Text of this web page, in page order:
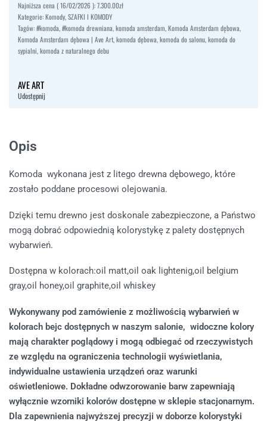
Najniższa cena (16/02/2026 ):7.300.00zł
Kategorie:Komody,SZAFKI I KOMODY
Tagów:#komoda,#komoda drewniana,komoda amsterdam,Komoda Amsterdam dębowa,
Komoda Amsterdam dębowa | Ave Art,komoda dębowa,komoda do salonu,komoda do
sypialni,komoda z naturalnego debu
AVE ART
Udostępnij
Opis
Komoda wykonana jest z litego drewna dębowego, które
zostało poddane procesowi olejowania.
Dzięki temu drewno jest doskonale zabezpieczone, a Państwo
mogą dobrać odpowiednią kolorystykę z palety dostępnych
wybarwień.
Dostępna w kolorach:oil matt,oil oak lightenig,oil belgium
gray,oil honey,oil graphite,oil whiskey
Wykonywany pod zamówienie z możliwością wybarwień w
kolorach bejc dostępnych w naszym salonie, widoczne kolory
mają charakter poglądowy i mogą odbiegać od rzeczywistych
ze względu na ograniczenia technologii wyświetlania,
indywidualne ustawienia urządzeń oraz warunki
oświetleniowe. Dokładne odwzorowanie barw zapewniają
wyłącznie wzorniki kolorów dostępne w sklepie stacjonarnym.
Dla zapewnienia najwyższej precyzji w doborze kolorystyki